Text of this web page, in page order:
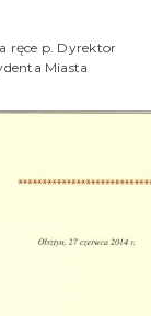
ręce p. Dyrektor
Miasta